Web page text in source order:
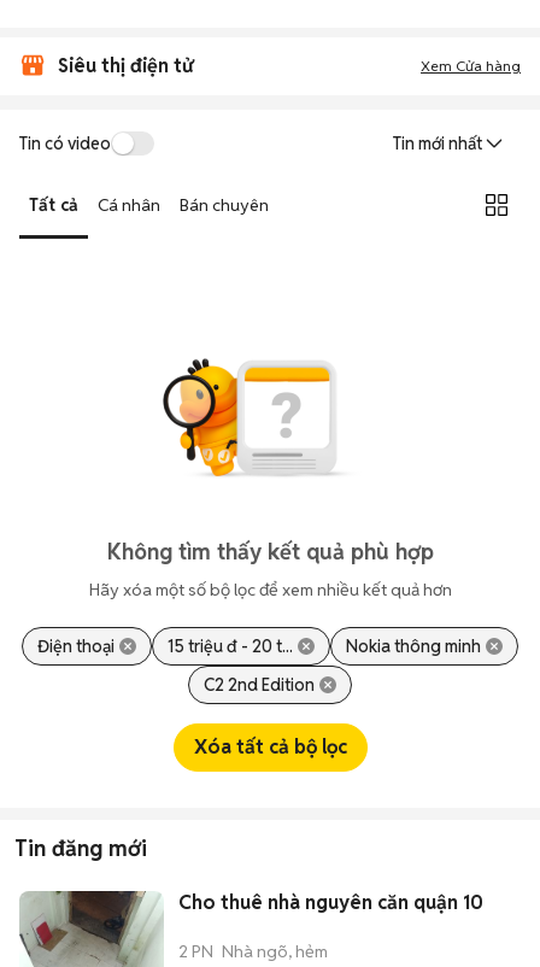
Siêu thị điện tử Xem Cửa hàng
Tin có video Tin mới nhất
Tất cả Cá nhân Bán chuyên
Không tìm thấy kết quả phù hợp
Hãy xóa một số bộ lọc để xem nhiều kết quả hơn
Điện thoại 15 triệu đ - 20 t...
Nokia thông minh
C2 2nd Edition
Xóa tất cả bộ lọc
Tin đăng mới
Cho thuê nhà nguyên căn quận 10
2 PN Nhà ngõ, hẻm